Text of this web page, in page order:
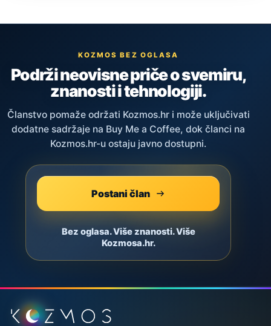
KOZMOS BEZ OGLASA
Podrži neovisne priče o svemiru,
znanosti i tehnologiji.
Članstvo pomaže održati Kozmos.hr i može uključivati
dodatne sadržaje na Buy Me a Coffee, dok članci na
Kozmos.hr-u ostaju javno dostupni.
Postani član
Bez oglasa. Više znanosti. Više
Kozmosa.hr.
Podnožje stranice